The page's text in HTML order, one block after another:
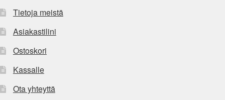
Tietoja meistä
Asiakastilini
Ostoskori
Kassalle
Ota yhteyttä